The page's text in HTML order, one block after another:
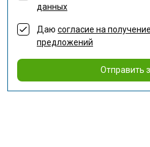
данных
Даю согласие на
предложений
Отправить